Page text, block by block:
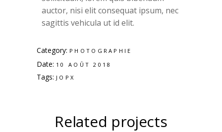
auctor, nisi elit consequat ipsum, nec
sagittis vehicula ut id elit.
Category: PHOTOGRAPHIE
Date: 10 AOÛT 2018
Tags: JOPX
Related projects